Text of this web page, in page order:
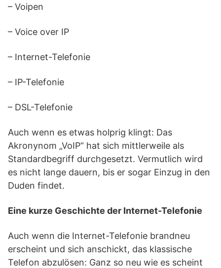
– Voipen
– Voice over IP
– Internet-Telefonie
– IP-Telefonie
– DSL-Telefonie
Auch wenn es etwas holprig klingt: Das
Akronynom „VoIP“ hat sich mittlerweile als
Standardbegriff durchgesetzt. Vermutlich wird
es nicht lange dauern, bis er sogar Einzug in den
Duden findet.
Eine kurze Geschichte der Internet-Telefonie
Auch wenn die Internet-Telefonie brandneu
erscheint und sich anschickt, das klassische
Telefon abzulösen: Ganz so neu wie es scheint